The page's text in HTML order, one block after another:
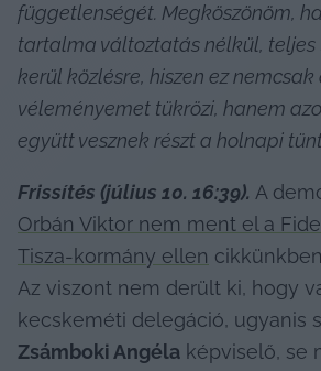
függetlenségét. Megköszönöm,
tartalma változtatás nélkül,
kerül közlésre, hiszen ez nemcsak
véleményemet tükrözi, hanem
együtt vesznek részt a holnapi
Frissítés (július 10. 16:39).
Orbán Viktor nem ment el a
Tisza-kormány ellen
Az viszont nem derült ki, hogy
kecskeméti delegáció, ugyanis
Zsámboki Angéla képviselő, se